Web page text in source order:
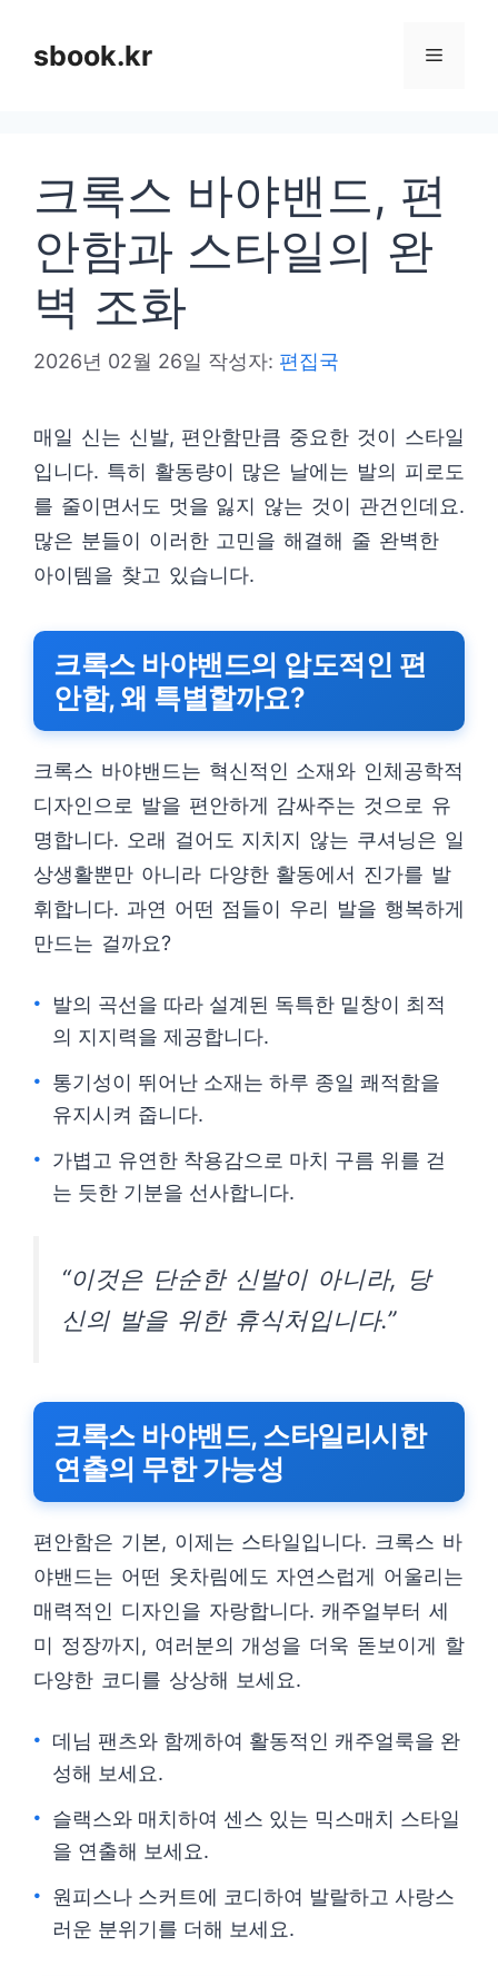
sbook.kr 메
크록스 바야밴드, 편
안함과 스타일의 완
벽 조화
2026년 02월 26일 작성자: 편집국
매일 신는 신발, 편안함만큼 중요한 것이 스타일
입니다. 특히 활동량이 많은 날에는 발의 피로도
를 줄이면서도 멋을 잃지 않는 것이 관건인데요.
많은 분들이 이러한 고민을 해결해 줄 완벽한
아이템을 찾고 있습니다.
크록스 바야밴드의 압도적인 편
안함, 왜 특별할까요?
크록스 바야밴드는 혁신적인 소재와 인체공학적
디자인으로 발을 편안하게 감싸주는 것으로 유
명합니다. 오래 걸어도 지치지 않는 쿠셔닝은 일
상생활뿐만 아니라 다양한 활동에서 진가를 발
휘합니다. 과연 어떤 점들이 우리 발을 행복하게
만드는 걸까요?
발의 곡선을 따라 설계된 독특한 밑창이 최적
의 지지력을 제공합니다.
통기성이 뛰어난 소재는 하루 종일 쾌적함을
유지시켜 줍니다.
가볍고 유연한 착용감으로 마치 구름 위를 걷
는 듯한 기분을 선사합니다.
“이것은 단순한 신발이 아니라, 당
신의 발을 위한 휴식처입니다.”
크록스 바야밴드, 스타일리시한
연출의 무한 가능성
편안함은 기본, 이제는 스타일입니다. 크록스 바
야밴드는 어떤 옷차림에도 자연스럽게 어울리는
매력적인 디자인을 자랑합니다. 캐주얼부터 세
미 정장까지, 여러분의 개성을 더욱 돋보이게 할
다양한 코디를 상상해 보세요.
데님 팬츠와 함께하여 활동적인 캐주얼룩을 완
성해 보세요.
슬랙스와 매치하여 센스 있는 믹스매치 스타일
을 연출해 보세요.
원피스나 스커트에 코디하여 발랄하고 사랑스
러운 분위기를 더해 보세요.